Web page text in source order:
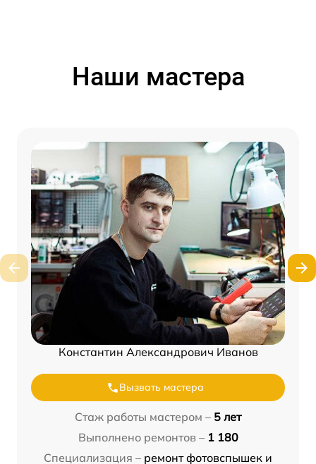
Наши мастера
Константин Александрович Иванов
Вызвать мастера
Стаж работы мастером – 5 лет
Выполнено ремонтов – 1 180
Специализация – ремонт фотовспышек и